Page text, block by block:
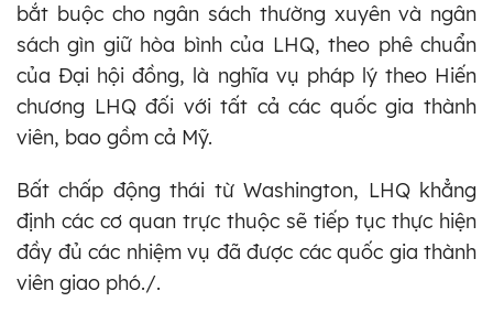
bắt buộc cho ngân sách thường xuyên và ngân
sách gìn giữ hòa bình của LHQ, theo phê chuẩn
của Đại hội đồng, là nghĩa vụ pháp lý theo Hiến
chương LHQ đối với tất cả các quốc gia thành
viên, bao gồm cả Mỹ.
Bất chấp động thái từ Washington, LHQ khẳng
định các cơ quan trực thuộc sẽ tiếp tục thực hiện
đầy đủ các nhiệm vụ đã được các quốc gia thành
viên giao phó./.